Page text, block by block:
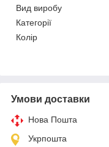
Вид виробу
Категорії
Колір
Умови доставки
Нова Пошта
Укрпошта